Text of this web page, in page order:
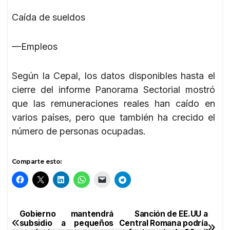
Caída de sueldos
—Empleos
Según la Cepal, los datos disponibles hasta el
cierre del informe Panorama Sectorial mostró
que las remuneraciones reales han caído en
varios países, pero que también ha crecido el
número de personas ocupadas.
Comparte esto:
Navegación
Sanción de EE.UU a
Central Romana podría
Gobierno mantendrá
subsidio a pequeños